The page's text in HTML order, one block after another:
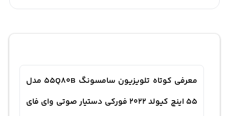
معرفی کوتاه تلویزیون سامسونگ 55Q80B مدل
55 اینچ کیولد 2022 فورکی دستیار صوتی وای فای